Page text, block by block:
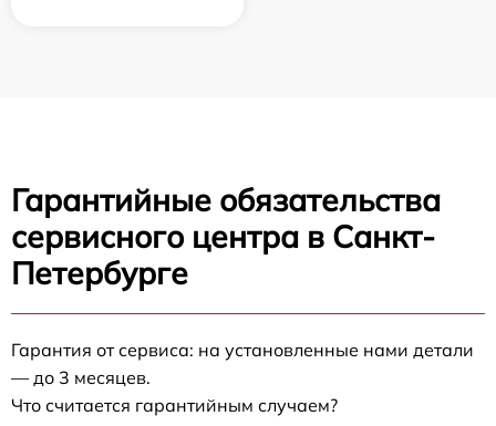
Гарантийные обязательства
сервисного центра в Санкт-
Петербурге
Гарантия от сервиса: на установленные нами детали
— до 3 месяцев.
Что считается гарантийным случаем?